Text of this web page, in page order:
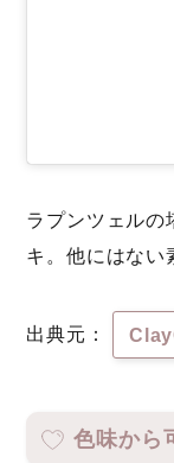
ラプンツェルの
キ。他にはない
出典元：
色味から